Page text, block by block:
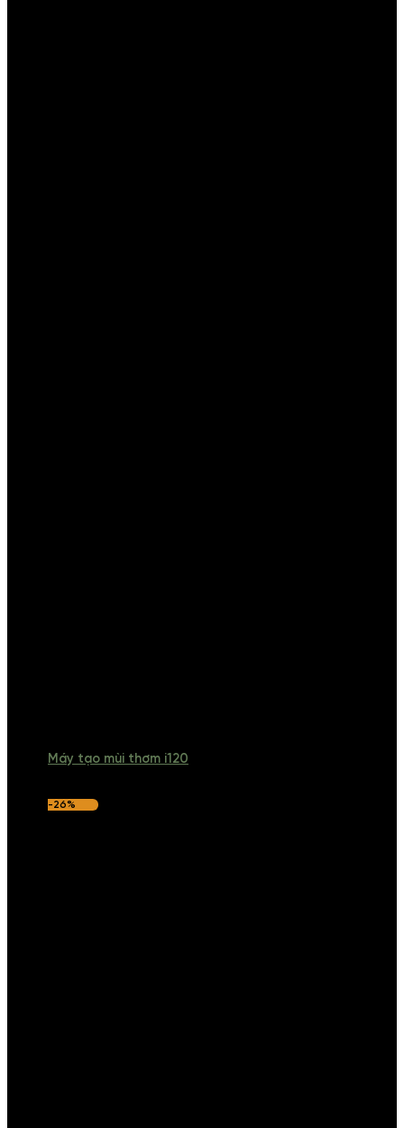
Máy tạo mùi thơm i120
-26%